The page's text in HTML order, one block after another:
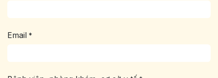
Email *